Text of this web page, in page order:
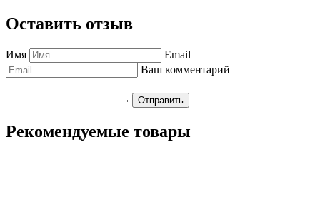
Оставить отзыв
Имя
Email
Ваш комментарий
Отправить
Рекомендуемые товары